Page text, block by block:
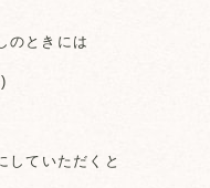
のときには
していただくと